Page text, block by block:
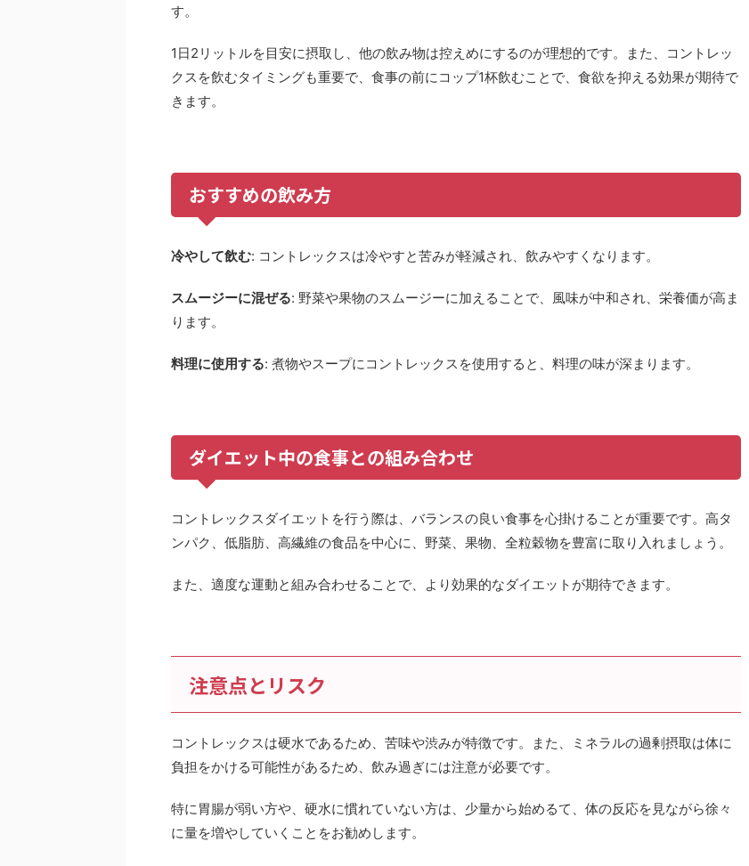
す。
1日2リットルを目安に摂取し、他の飲み物は控えめにするのが理想的です。また、コントレッ
クスを飲むタイミングも重要で、食事の前にコップ1杯飲むことで、食欲を抑える効果が期待で
きます。
おすすめの飲み方
冷やして飲む: コントレックスは冷やすと苦みが軽減され、飲みやすくなります。
スムージーに混ぜる: 野菜や果物のスムージーに加えることで、風味が中和され、栄養価が高ま
ります。
料理に使用する: 煮物やスープにコントレックスを使用すると、料理の味が深まります。
ダイエット中の食事との組み合わせ
コントレックスダイエットを行う際は、バランスの良い食事を心掛けることが重要です。高タ
ンパク、低脂肪、高繊維の食品を中心に、野菜、果物、全粒穀物を豊富に取り入れましょう。
また、適度な運動と組み合わせることで、より効果的なダイエットが期待できます。
注意点とリスク
コントレックスは硬水であるため、苦味や渋みが特徴です。また、ミネラルの過剰摂取は体に
負担をかける可能性があるため、飲み過ぎには注意が必要です。
特に胃腸が弱い方や、硬水に慣れていない方は、少量から始めるて、体の反応を見ながら徐々
に量を増やしていくことをお勧めします。